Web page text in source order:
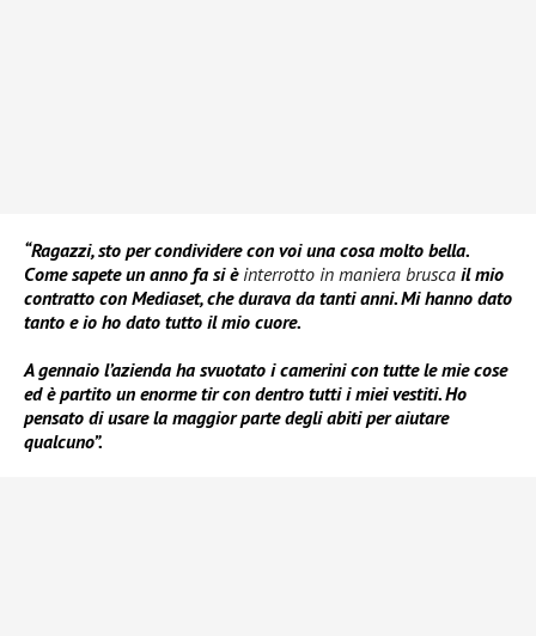
“Ragazzi, sto per condividere con voi una cosa molto bella.
Come sapete un anno fa si è interrotto in maniera brusca il mio
contratto con Mediaset, che durava da tanti anni. Mi hanno dato
tanto e io ho dato tutto il mio cuore.
A gennaio l’azienda ha svuotato i camerini con tutte le mie cose
ed è partito un enorme tir con dentro tutti i miei vestiti. Ho
pensato di usare la maggior parte degli abiti per aiutare
qualcuno”.